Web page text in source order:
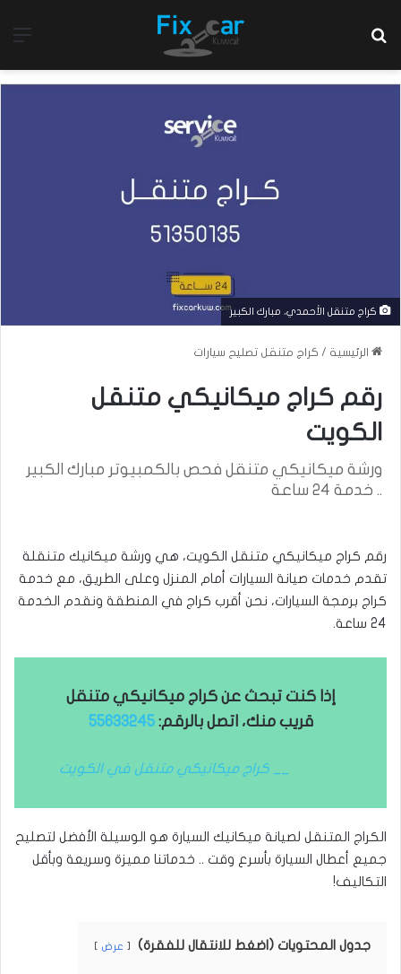
كراج متنقل الأحمدي، مبارك الكبير
الرئيسية / كراج متنقل تصليح سيارات
رقم كراج ميكانيكي متنقل
الكويت
ورشة ميكانيكي متنقل فحص بالكمبيوتر مبارك الكبير
.. خدمة 24 ساعة
رقم كراج ميكانيكي متنقل الكويت، هي ورشة ميكانيك متنقلة
تقدم خدمات صيانة السيارات أمام المنزل وعلى الطريق، مع خدمة
كراج برمجة السيارات، نحن أقرب كراج في المنطقة ونقدم الخدمة
24 ساعة.
إذا كنت تبحث عن كراج ميكانيكي متنقل
قريب منك، اتصل بالرقم:55633245
__ كراج ميكانيكي متنقل في الكويت
الكراج المتنقل لصيانة ميكانيك السيارة هو الوسيلة الأفضل لتصليح
جميع أعطال السيارة بأسرع وقت .. خدماتنا مميزة وسريعة وبأقل
التكاليف!
جدول المحتويات (اضغط للانتقال للفقرة) عرض